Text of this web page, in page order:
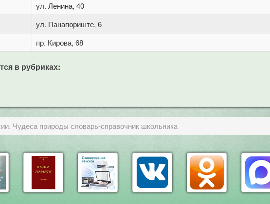
ул. Ленина, 40
ул. Панагюриште, 6
пр. Кирова, 68
в рубриках:
Чудеса природы словарь-справочник школьника